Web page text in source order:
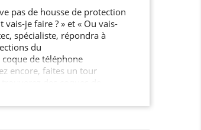
pas de housse de protection
je faire ? » et « Ou vais-
spécialiste, répondra à
du
de téléphone
encore, faites un tour
pour tablette très
univers. Et